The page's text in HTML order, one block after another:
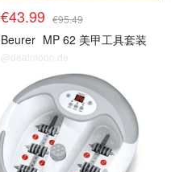
€43.99 €95.49
Beurer MP 62 美甲工具套装
@dealmoon.de